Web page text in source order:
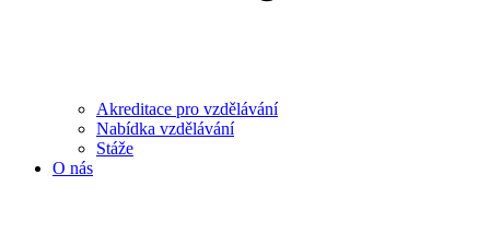
Akreditace pro vzdělávání
Nabídka vzdělávání
Stáže
O nás